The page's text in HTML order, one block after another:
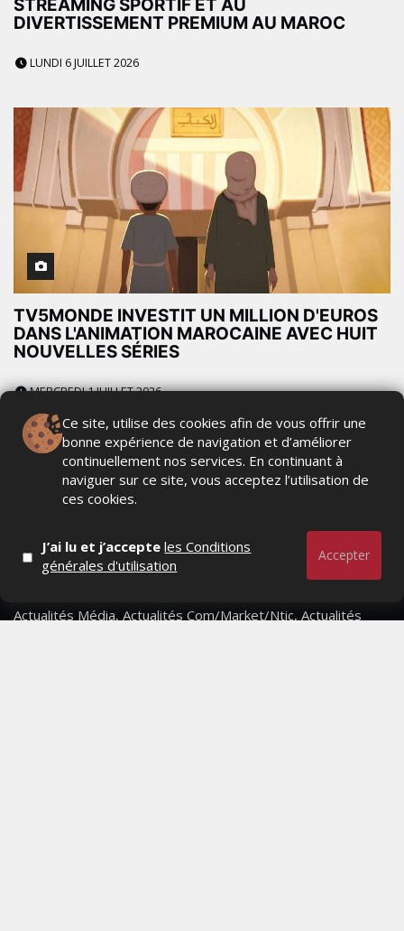
STREAMING SPORTIF ET AU
DIVERTISSEMENT PREMIUM AU MAROC
LUNDI 6 JUILLET 2026
TV5MONDE INVESTIT UN MILLION D'EUROS
DANS L'ANIMATION MAROCAINE AVEC HUIT
NOUVELLES SÉRIES
MERCREDI 1 JUILLET 2026
Ce site, utilise des cookies afin de vous offrir une
bonne expérience de navigation et d’améliorer
continuellement nos services. En continuant à
naviguer sur ce site, vous acceptez l’utilisation de
ces cookies.
J’ai lu et j’accepteles Conditions
générales d'utilisation
Accepter
Actualités Média, Actualités Com/Market/Ntic, Actualités